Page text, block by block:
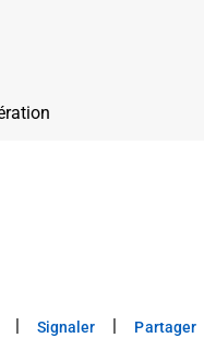
Signaler Partager